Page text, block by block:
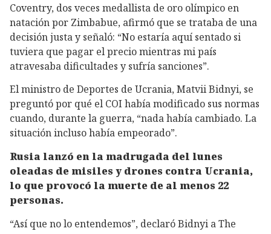
Coventry, dos veces medallista de oro olímpico en
natación por Zimbabue, afirmó que se trataba de una
decisión justa y señaló: “No estaría aquí sentado si
tuviera que pagar el precio mientras mi país
atravesaba dificultades y sufría sanciones”.
El ministro de Deportes de Ucrania, Matvii Bidnyi, se
preguntó por qué el COI había modificado sus normas
cuando, durante la guerra, “nada había cambiado. La
situación incluso había empeorado”.
Rusia lanzó en la madrugada del lunes
oleadas de misiles y drones contra Ucrania,
lo que provocó la muerte de al menos 22
personas.
“Así que no lo entendemos”, declaró Bidnyi a The